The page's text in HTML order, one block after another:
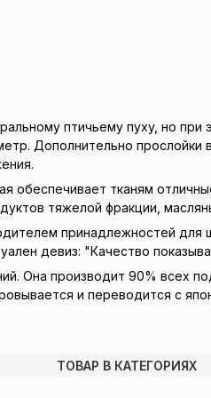
птичьему пуху, но
Дополнительно
обеспечивает тканям
тяжелой фракции,
принадлежностей
девиз: "Качество
Она производит 90% всех
и переводится с
ТОВАР В КАТЕГОРИЯХ